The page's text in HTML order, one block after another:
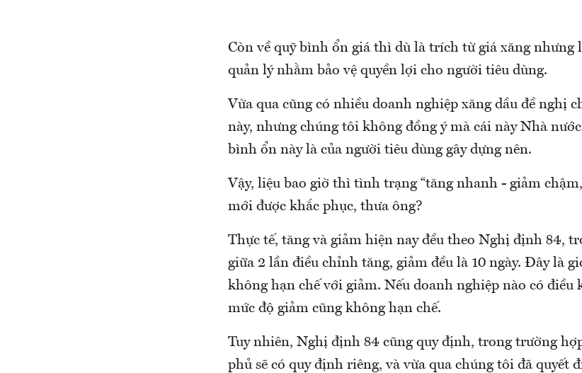
Còn về quỹ bình ổn giá thì dù là trích từ giá xăng nhưng
quản lý nhằm bảo vệ quyền lợi cho người tiêu dùng.
Vừa qua cũng có nhiều doanh nghiệp xăng dầu đề nghị
này, nhưng chúng tôi không đồng ý mà cái này Nhà
bình ổn này là của người tiêu dùng gây dựng nên.
Vậy, liệu bao giờ thì tình trạng “tăng nhanh - giảm
mới được khắc phục, thưa ông?
Thực tế, tăng và giảm hiện nay đều theo Nghị định 84,
giữa 2 lần điều chỉnh tăng, giảm đều là 10 ngày. Đây là
không hạn chế với giảm. Nếu doanh nghiệp nào có điều
mức độ giảm cũng không hạn chế.
Tuy nhiên, Nghị định 84 cũng quy định, trong trường
phủ sẽ có quy định riêng, và vừa qua chúng tôi đã quyết